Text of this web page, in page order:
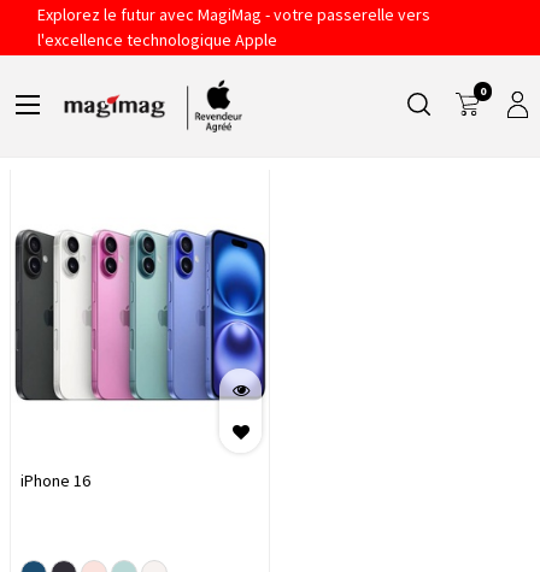
Explorez le futur avec MagiMag - votre passerelle vers
l'excellence technologique Apple
0
IPHONE 16
Filtres Sort By
iPhone 16